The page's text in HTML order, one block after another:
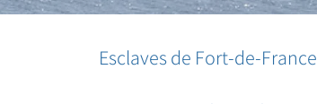
Esclaves de Fort-de-France